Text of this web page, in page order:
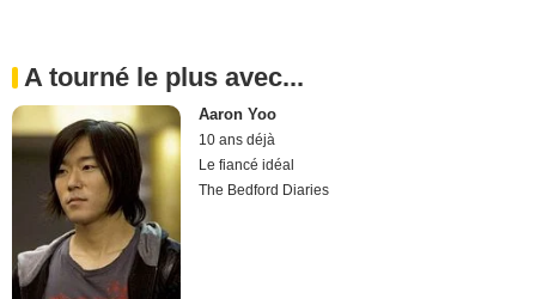
A tourné le plus avec...
Aaron Yoo
10 ans déjà
Le fiancé idéal
The Bedford Diaries